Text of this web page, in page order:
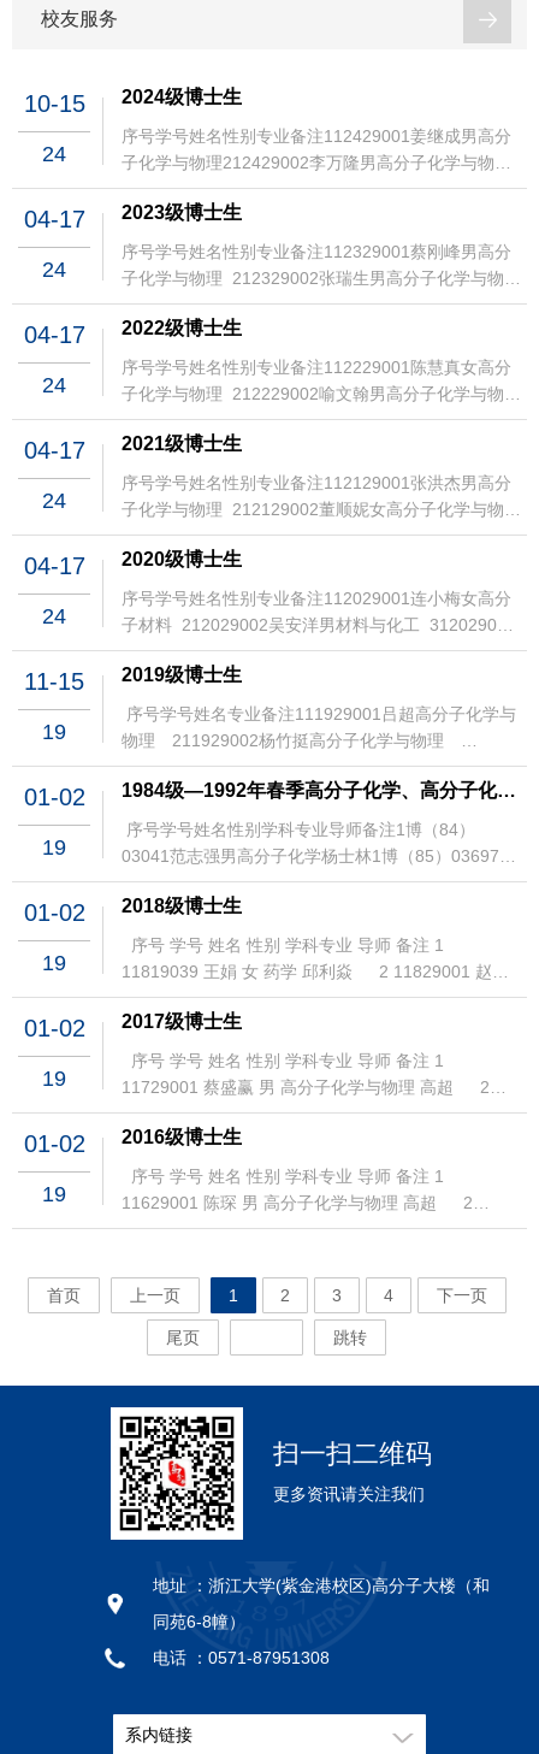
校友服务
10-15
24
2024级博士生
序号学号姓名性别专业备注112429001姜继成男高分
子化学与物理212429002李万隆男高分子化学与物理
312429003郭蕾女高分子化学与物理412429004陆嘉
灏男高分子化学与物理512429005刘奔腾男高分子材
料612429006宓玉洁女高分子材料712429007方煜女
高分子材料812429008刘作龙男高分子材料
女高分子材料1112429011丁琳女材料与化工
女高分子化学与物理1412429014张劭琦男高分子化学
与物理1512429015童川页女高分子化学与物理
杨木佳女高分子化学与物理1812429018卓儒杰男高分
子化学与物理1912429019陈露女高分子化学与物理
2012429020梁靖男高分子化学与物理2112429021汪
博文男高分子化学与物理2212429022刘殊妍女高分子
化学与物理2312429023曹宇翔男高分子化学与物理
2412429024马淑慧女高分子化学与物理2512429025
方恩女高分子化学与物理2612429026汪梦一男高分子
化学与物理2712429027武菲菲女高分子化学与物理
2812429028胡佳燕女高分子材料2912429029顾超源
3112429031荆锡卓男高分子材料3212429032黎成锋
男高分子材料3312429033邓晨泽女高分子材料
3412429034董杰男高分子材料3512429035陈慧君女
高分子材料3612429036田华男高分子材料
3712429037朱骜男高分子材料3812429038王诗雅女
高分子材料3912429039方成骏男高分子材料
4012429040朱海男高分子材料4112429041方诗雨女
高分子材料4212429042张皓然女高分子材料
男高分子材料4512429045夏久洁男高分子材料
4612429046李泽波男高分子材料4712429047唐金男
高分子材料4812429048金远智男高分子材料
4912429049阿地力江·吾甫尔男高分子材料
5012429050钟子龙男高分子材料5112429051裘董超
男高分子材料5212429052包洁雨女高分子材料
5312429053唐定岐男高分子材料5412429054蒋升超
女高分子材料5512429055刘睿胤男材料与化工
5612429056田宝栋男材料与化工5712429057林金絮
女材料与化工5812429058叶宇霄男材料与化工
6212429062黄明真女材料与化工
04-17
24
2023级博士生
序号学号姓名性别专业备注112329001蔡刚峰男高分
子化学与物理 212329002张瑞生男高分子化学与物
理 312329003夏燕妮女高分子材料 412329004朱少
雄男高分子材料 512329005赵裕杰男高分子材
料 612329006李婷女高分子材料 712329007杨丽婷
女高分子材料 812329008鲁育文女高分子材
育仁男高分子材料 1112329011李凯男高分子材
程男材料与化工 1412329014冯西敏男材料与化
工 1512329015郭全世男材料与化工 1612329016李
工 1812329018张琳女材料与化工 1912329019李巧
男高分子材料 2012329020叶泽女材料与化
工 2112329021卢天晨男高分子材料 2212329022杜
琨鹏男高分子材料 2312329023易泓利女高分子材
料 2412329024白慧颖女材料与化工 2512329025连
梦影女材料与化工 2612329026郑以诺男高分子材
料 2712329027方艺洁女高分子材料 2812329028施
淞瀚男高分子化学与物理 2912329029李睿一男高分
子化学与物理 3012329030温欣灵女高分子材
明涛男材料与化工 3312329033孔一博女高分子材
料 3412329034温永坚男高分子材料 3512329035董
媛女高分子材料 3612329036吴天昊男高分子化学与
物理 3712329037钟先强男高分子材料 3812329038
潘怡女材料与化工 3912329039张舒女高分子材
料 4012329040黄梓懿女高分子材料 4112329041陈
可欣女高分子材料 4212329042张荣女高分子材
料 4312329043高努男男高分子材料 4412329044胡
料 4612329046王瀚文男高分子材料 4712329047郑
乐天男高分子化学与物理 4812329048胡朗女高分子
材料 4912329049汪姗姗女高分子材料 5012329050
刘昊阳男高分子材料 5112329051胡蒙男高分子材
料 5212329052刘文惠女高分子材料 5312329053牟
羿贤男高分子材料 5412329054于悦女材料与化
工 5512329055张诺女高分子化学与物
慧丰男高分子材料 5812329058李享女高分子材料
04-17
24
2022级博士生
序号学号姓名性别专业备注112229001陈慧真女高分
子化学与物理 212229002喻文翰男高分子化学与物
理 312229003张勋男高分子化学与物理 412229004
夏雨星女高分子化学与物理 512229005丁誓鹏男高分
子化学与物理 612229006叶守暖男高分子材
料 712229007胡荣琰女高分子材料 812229008刘霄
料 1012229010黄晨旸男高分子材料 1112229011胡
物理 1312229013刘雄男高分子化学与物
理 1412229014林玉玲女高分子化学与物
理 1612229016郭馨宇女高分子化学与物
理 1712229017钱梓钊男高分子化学与物
理 1812229018沈宸玮男高分子化学与物
理 1912229019颜蕊女高分子化学与物
理 2012229020葛晨栋男高分子化学与物
理 2112229021熊睿彦男高分子化学与物
理 2212229022岳昕辰男高分子化学与物
理 2312229023郭文琦男高分子化学与物
理 2412229024田懿女高分子化学与物
理 2612229026罗邦悦女高分子化学与物
理 2712229027熊祖平男高分子材料 2812229028贾
培宇女高分子材料 2912229029沈欣恬女高分子材
料 3012229030吴小玲女高分子材料 3112229031常
洁婷女高分子材料 3212229032陈西屏男高分子材
料 3312229033沈晴女高分子材料 3412229034徐广
昌男高分子材料 3512229035朱梓豪男高分子材
料 3612229036冯耀千男高分子材料 3712229037叶
料 3912229039王梦婷女高分子材料 4012229040李
雨彤女高分子材料 4112229041钟志翔男高分子材
料 4512229045章梦莉女高分子材料 4612229046陈
奕舟男高分子材料 4712229047李永灿男高分子材
料 4812229048周村男高分子材料 4912229049张怡
晨飞男材料与化工
04-17
24
2021级博士生
序号学号姓名性别专业备注112129001张洪杰男高分
子化学与物理 212129002董顺妮女高分子化学与物
理 312129003王莹女高分子化学与物理 412129004
王子秋男高分子化学与物理 512129005刘森坪男高分
子化学与物理 612129006程聪男高分子化学与物
理 712129007朱小锋男高分子化学与物
理 912129009李浩南男高分子化学与物
理 1112129011钟欣珂女高分子材料 1212129012吴
昊天男高分子材料 1312129013赵顺杰男高分子材
萌女高分子材料 1612129016蒿兴鹏男高分子材
料 1712129017陈方晓男高分子材料 1812129018闻
天骄男高分子材料 1912129019施炫宇男高分子材
料 2012129020吴宇晖男高分子化学与物
理 2112129021王欣茹女高分子化学与物
理 2212129022张祎玮女高分子化学与物
理 2312129023林婉婷女高分子化学与物
理 2412129024张柯柯男高分子化学与物
理 2512129025张倬睿男高分子化学与物
理 2712129027苏茜薇女高分子化学与物
理 2812129028赵昕晨女高分子化学与物
理 2912129029苗语宸女材料与化工 3012129030李
佳骐男材料与化工 3112129031王琳女材料与化
工 3212129032鲁淞彦男材料与化工 3312129033张
姣姣女材料与化工 3412129034孙仕超男材料与化
工 3512129035陈曼玉女高分子材料 3612129036陈
料 3812129038倪滟雯女高分子材料 3912129039李
心怡女高分子材料 4012129040胡欣蔓女高分子材
料 4112129041康永沅女高分子材料 4212129042彭
湃女高分子材料 4312129043陈天一男高分子材
料 4412129044关诗陶女高分子材料 4512129045许
潇逸男高分子材料 4612129046张枥文女高分子材
料 4712129047宋亮男高分子材料 4812129048温付
祥男高分子材料 4912129049何欣雨女高分子材
料 5012129050应心儿女高分子材料 5112129051戴
文斌男高分子材料 5212129052尹依静女高分子材
料 5312129053张忱音女高分子材料 5412129054宋
料 5612129056白玲女高分子材料 5712129057方天
祥男高分子材料
04-17
24
2020级博士生
序号学号姓名性别专业备注112029001连小梅女高分
子材料 212029002吴安洋男材料与化工 312029003
嵇伟明男材料与化工 412029004马曌宇男材料与化
工 512029005余博识男材料与化工 612029006翟梓
合女高分子材料 712029007陈晓辉男高分子材
料 812029008刘浩燃男高分子材料 912029009李雪
料 1112029011杨富麟女高分子材料 1212029012钟
子材料 1412029014李志云男高分子材
料 1512029015赖钰娴女高分子化学与物
理 1712029017盛秋月女高分子化学与物
理 1812029018付萍女高分子化学与物
理 1912029019耿晓维女高分子化学与物
理 2012029020孔梦洁女高分子化学与物
理 2112029021李航男高分子化学与物
理 2212029022姜鑫男高分子化学与物
理 2312029023陈恺豪男高分子化学与物
理 2412029024徐嵩毅男高分子化学与物
理 2512029025沈婷女高分子化学与物
理 2712029027高越男高分子化学与物
理 2812029028王钊男高分子化学与物
理 2912029029赵自豪男高分子化学与物
理 3112029031王利丹女高分子化学与物
理 3212029032郭家芳女高分子材料 3312029033王
贝多男高分子材料 3412029034周咸池男高分子材
料 3812029038金泽原男高分子材料 3912029039张
子腾男高分子材料 4012029040王巧璇女高分子材
料 4112029041郭胡康男高分子材料 4212029042祝
芷欣女高分子材料 4312029043徐恺男高分子材
料 4412029044裘浩楠女高分子材料 4512029045单
料 4712029047俞波男高分子材料 4812029048陈怡
峰男高分子材料 4912029049忻嘉辉男高分子材
料 5012029050沈天伦男高分子材料 5112029051孙
世豪男高分子材料 5212029052郑祥均男高分子材
敏女高分子材料 5512029055王金泽男高分子材
料 5612029056卢海鹏男高分子材料 5712029057邓
11-15
19
2019级博士生
序号学号姓名专业备注111929001吕超高分子化学与
物理 211929002杨竹挺高分子化学与物理
311929003刘肖予高分子化学与物理 411929004张
瑶瑶高分子化学与物理 511929005路景驭高分子化
学与物理 611929006蔡秋泉高分子化学与物理
711929007刘志玺高分子材料 811929008高��高
1011929010李欣芳高分子材料 1111929011虞海超
1311929013曹敏高分子化学与物理 1411929014罗
诗雨高分子化学与物理 1511929015明鑫高分子化学
1711929017刘宇航高分子化学与物理 1811929018
姚宇清高分子化学与物理 1911929019李子贤高分子
化学与物理 2011929020李腾伟高分子化学与物理
2111929021张志煌高分子化学与物理 2211929022
徐逞锴高分子化学与物理 2311929023谢瑞高分子化
学与物理 2411929024杨晨高分子化学与物理
2511929025卢陈杰高分子化学与物理 2611929026
马静雨高分子化学与物理 2711929027冯炜林高分子
高分子材料 3111929031余伟江高分子材料
3211929032王聪高分子材料 3311929033黄悦高分
子材料 3411929034张倩倩高分子材料
3811929038陶玉琦高分子材料 3911929039高勇高
分子材料 4011929040金露露高分子材料
4111929041潘幼文高分子材料 4211929042卢牧晨
高分子材料 4311929043倪珏宸高分子材料
4411929044包宇衡高分子材料 4511929045侯丽欣
4711929048刘梓恒高分子材料 4811929049薛云云
高分子材料 4911929050黄政高分子材料
01-02
19
1984级―1992年春季高分子化学、高分子化学与物理方向博士生
序号学号姓名性别学科专业导师备注1博（84）
03041范志强男高分子化学杨士林1博（85）03697孙
放男高分子化学杨士林2博（85）03698陈忠心男高分
子化学沈之荃1春博（87）03002吴健女高分子化学沈
之荃2春博（87）03003宋碧海男高分子化学杨士林1
博8803551徐志康男高分子化学杨士林1博8903526董
高分子化学与物理杨士林3博8903528王立男高分子化
理沈之荃5博8903530张富尧男高分子化学与物理沈之
荃1博905301王利群男高分子化学与物理杨士林2博
化学院1春博915302丁兴者男高分子化学与物理杨士
林2春博915303陈红征女高分子化学与物理杨士林3秋
博915305孙维林男高分子化学与物理沈之荃1春博
925304郭圣荣男高分子化学与物理杨士林2春博
01-02
19
2018级博士生
11819039 王娟 女 药学 邱利焱 2 11829001 赵慧
杰 女 高分子化学与物理 李扬 3 11829002 梁利娜
女 高分子化学与物理 邱利焱 4 11829003 邱泽霖
男 高分子化学与物理 朱宝库 5 11829004 吴铭榜
男 高分子化学与物理 徐志康 6 11829005 叶龙 男
高分子化学与物理 王齐 8 11829007 庞倩 女 高分
钊 10 11829009 郭变变 女 高分子化学与物理 徐志
康 11 11829010 王思棋 男 高分子化学与物理 沈之
14 11829013 李泽莘 女 高分子化学与物理 许震
15 11829014 周鹏 男 高分子化学与物理 凌君 16
11829015 王迪 男 高分子化学与物理 张其胜 17
11829018 周同 男 高分子材料 高长有 20
11829019 姜质琦 男 高分子材料 沈家骢 21
11829020 王昭懿 女 高分子材料 高长有 22
11829021 方钰 女 高分子材料 计剑 23 11829022
张弦 女 高分子材料 徐志康 24 11829023 王淑琴
子材料 陈红征 26 11829025 罗逸伦 女 高分子材料
马列 27 11829026 何程亮 男 高分子材料 陈红征
11829028 李耀凯 男 高分子材料 陈红征 30
11829030 陈敏 女 高分子材料 李寒莹 32
11829031 方雯 女 高分子材料 沈家骢 33
01-02
19
2017级博士生
11729001 蔡盛赢 男 高分子化学与物理 高超 2
11729002 郭凡 女 高分子化学与物理 高超 3
11729003 李瑶 女 高分子化学与物理 凌君 4
11729004 岳艳 女 高分子化学与物理 孙维林 5
11729005 刘斌 男 高分子化学与物理 徐君庭 6
分子化学与物理 李寒莹 10 11729010 伍瑞菡 女 高
分子化学与物理 李寒莹 11 11729011 刘畅 男 高分
子化学与物理 徐志康 12 11729012 杨尚锦 男 高分
子化学与物理 张其胜 14 11729014 刘樟 男 高分子
化学与物理 张其胜 15 11729015 吴慧敏 女 高分子
化学与物理 黄小军 16 11729016 薛佳平 男 高分子
化学与物理 邱利焱 17 11729017 沈谈笑 男 高分子
化学与物理 孙景志 18 11729018 杨贯文 男 高分子
化学与物理 伍广朋 19 11729019 张梦晓 女 高分子
材料 陈红征 21 11729021 赵峰 男 高分子材料 陈
红征 22 11729022 赛霆 男 高分子材料 方征平
11729024 丁洁 女 高分子材料 高长有 25
11729026 黄威嫔 女 高分子材料 任科峰 27
11729027 李旭 男 高分子材料 计剑 28 11729028
01-02
19
2016级博士生
11629001 陈琛 男 高分子化学与物理 高超 2
11629002 方波 男 高分子化学与物理 高超 3
11629004 陈立锋 男 高分子化学与物理 沈之荃 5
11629005 陈家明 男 高分子化学与物理 王利群 6
11629006 王瑞洋 男 高分子化学与物理 徐君庭 7
11629007 张超 男 高分子化学与物理 徐志康 8
11629008 韩海杰 男 高分子材料 计剑 9 11629009
史杨 女 高分子材料 唐本忠 10 11629010 高佳 男
高分子化学与物理 杜滨阳 11 11629011 李鹏 男 高
分子化学与物理 高超 12 11629012 畅丹 女 高分子
化学与物理 高超 13 11629013 洪晓 女 高分子化学
与物理 黄小军 14 11629014 任� 男 高分子化学与
物理 凌君 16 11629016 郑博拓 男 高分子化学与物
理 沈之荃 17 11629017 付锦程 男 高分子化学与物
朱宝库 22 11629022 唐安琪 女 高分子化学与物理
首页 上一页 1 2 3 4 下一页
尾页 跳转
扫一扫二维码
更多资讯请关注我们
地址 ： 浙江大学(紫金港校区)高分子大楼（和
同苑6-8幢）
电话 ： 0571-87951308
系内链接